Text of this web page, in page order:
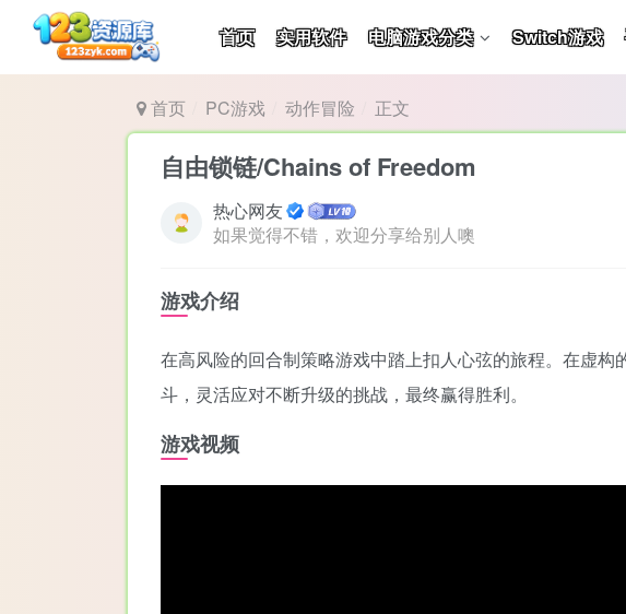
首页 实用软件 电脑游戏分类 Switch游戏
首页 PC游戏 动作冒险 正文
自由锁链/Chains of Freedom
热心网友
如果觉得不错，欢迎分享给别人噢
游戏介绍
在高风险的回合制策略游戏中踏上扣人心弦的旅程。在虚
斗，灵活应对不断升级的挑战，最终赢得胜利。
游戏视频